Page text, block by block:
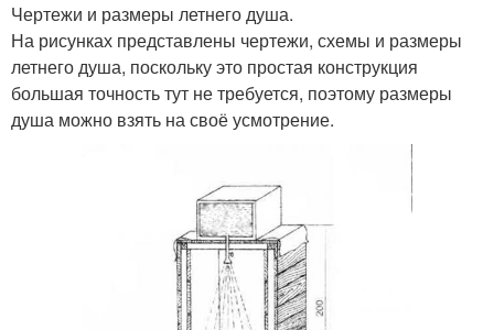
Чертежи и размеры летнего душа.
На рисунках представлены чертежи, схемы и размеры
летнего душа, поскольку это простая конструкция
большая точность тут не требуется, поэтому размеры
душа можно взять на своё усмотрение.